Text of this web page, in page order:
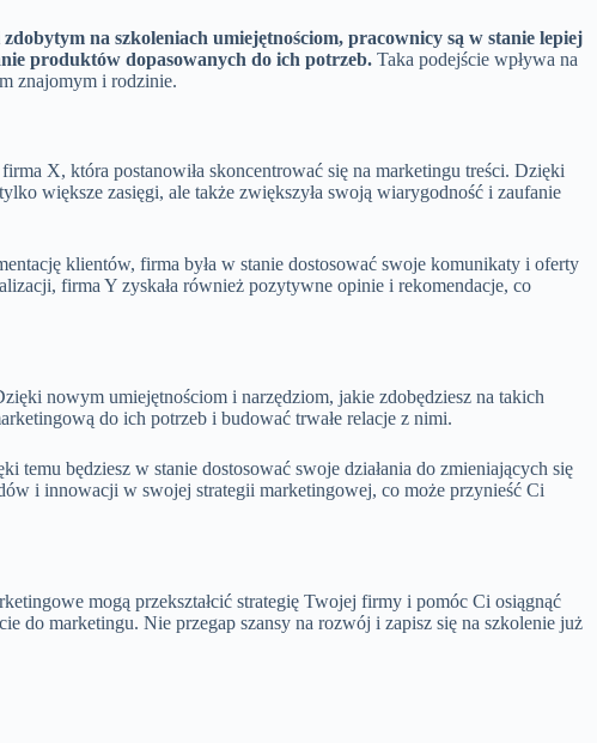
na szkoleniach umiejętnościom, pracownicy są w stanie lepiej
produktów dopasowanych do ich potrzeb. Taka podejście wpływa na
znajomym i rodzinie.
X, która postanowiła skoncentrować się na marketingu treści. Dzięki
większe zasięgi, ale także zwiększyła swoją wiarygodność i zaufanie
klientów, firma była w stanie dostosować swoje komunikaty i oferty
firma Y zyskała również pozytywne opinie i rekomendacje, co
nowym umiejętnościom i narzędziom, jakie zdobędziesz na takich
do ich potrzeb i budować trwałe relacje z nimi.
będziesz w stanie dostosować swoje działania do zmieniających się
i innowacji w swojej strategii marketingowej, co może przynieść Ci
mogą przekształcić strategię Twojej firmy i pomóc Ci osiągnąć
do marketingu. Nie przegap szansy na rozwój i zapisz się na szkolenie już